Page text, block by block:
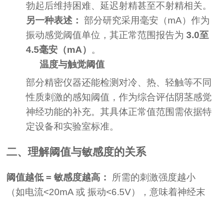
勃起后维持困难、延迟射精甚至不射精相关。
另一种表述： 部分研究采用毫安（mA）作为
振动感觉阈值单位，其正常范围报告为3.0至
4.5毫安（mA） 。
温度与触觉阈值
部分精密仪器还能检测对冷、热、轻触等不同
性质刺激的感知阈值，作为综合评估阴茎感觉
神经功能的补充。其具体正常值范围需依据特
定设备和实验室标准。
二、理解阈值与敏感度的关系
阈值越低 = 敏感度越高：
所需的刺激强度越小
（如电流<20mA 或 振动<6.5V），意味着神经末